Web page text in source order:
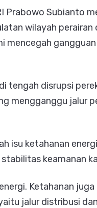
Prabowo Subianto
wilayah
mencegah
tengah disrupsi
mengganggu jalur
isu ketahanan
keamanan
Ketahanan
jalur distribusi